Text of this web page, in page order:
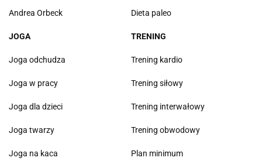
Andrea Orbeck Dieta paleo
JOGA
Joga odchudza
Joga w pracy
Joga dla dzieci
Joga twarzy
Joga na kaca
TRENING
Trening kardio
Trening siłowy
Trening interwałowy
Trening obwodowy
Plan minimum